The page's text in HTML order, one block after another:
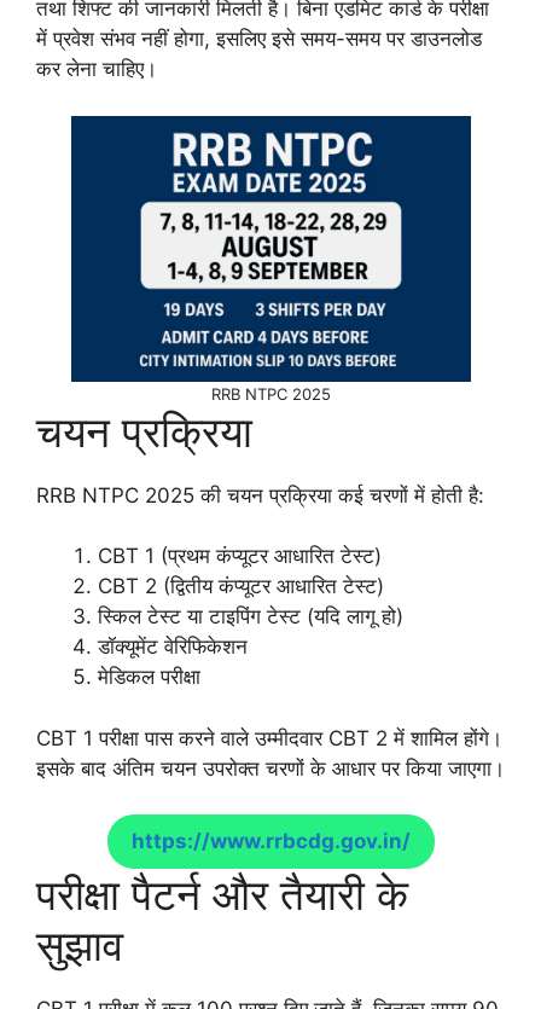
तथा शिफ्ट की जानकारी मिलती है। बिना एडमिट कार्ड के परीक्षा
में प्रवेश संभव नहीं होगा, इसलिए इसे समय-समय पर डाउनलोड
कर लेना चाहिए।
RRB NTPC 2025
चयन प्रक्रिया
RRB NTPC 2025 की चयन प्रक्रिया कई चरणों में होती है:
CBT 1 (प्रथम कंप्यूटर आधारित टेस्ट)
CBT 2 (द्वितीय कंप्यूटर आधारित टेस्ट)
स्किल टेस्ट या टाइपिंग टेस्ट (यदि लागू हो)
डॉक्यूमेंट वेरिफिकेशन
मेडिकल परीक्षा
CBT 1 परीक्षा पास करने वाले उम्मीदवार CBT 2 में शामिल होंगे।
इसके बाद अंतिम चयन उपरोक्त चरणों के आधार पर किया जाएगा।
https://www.rrbcdg.gov.in/
परीक्षा पैटर्न और तैयारी के
सुझाव